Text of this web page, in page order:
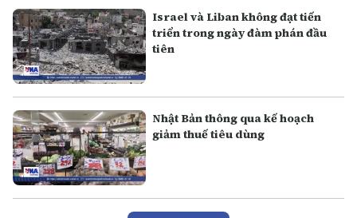
Israel và Liban không đạt tiến
triển trong ngày đàm phán đầu
tiên
Nhật Bản thông qua kế hoạch
giảm thuế tiêu dùng